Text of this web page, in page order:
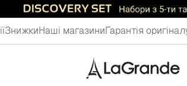
ЗнижкиНаші магазиниГарантія